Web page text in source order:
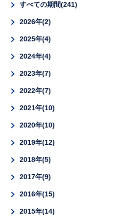
すべての期間 241
2026年 2
2025年 4
2024年 4
2023年 7
2022年 7
2021年 10
2020年 10
2019年 12
2018年 5
2017年 9
2016年 15
2015年 14